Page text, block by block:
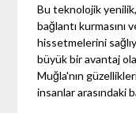
Bu teknolojik
bağlantı kurmasını
hissetmelerini
büyük bir avantaj
Muğla'nın
insanlar arasındaki